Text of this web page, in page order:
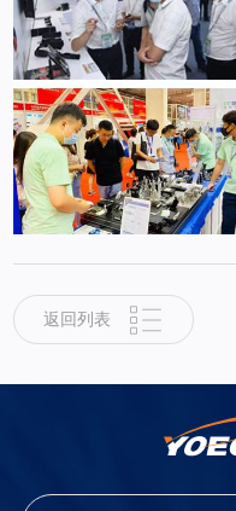
返回列表